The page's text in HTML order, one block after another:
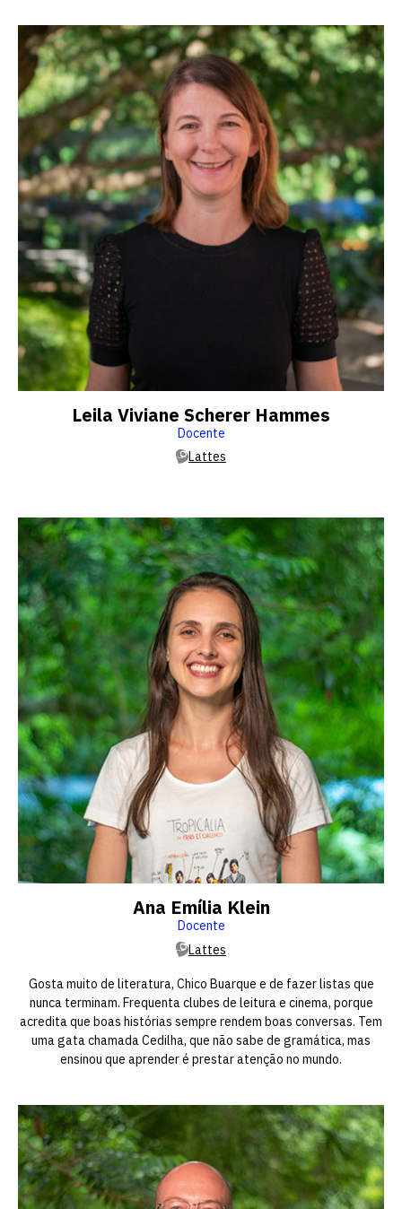
Leila Viviane Scherer Hammes
Docente
Lattes
Ana Emília Klein
Docente
Lattes
Gosta muito de literatura, Chico Buarque e de fazer listas que
nunca terminam. Frequenta clubes de leitura e cinema, porque
acredita que boas histórias sempre rendem boas conversas. Tem
uma gata chamada Cedilha, que não sabe de gramática, mas
ensinou que aprender é prestar atenção no mundo.